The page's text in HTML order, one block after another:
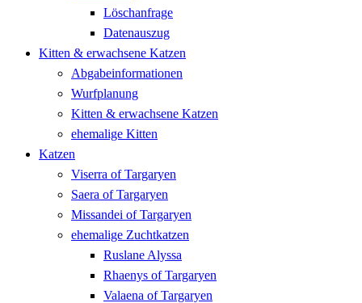
Löschanfrage
Datenauszug
Kitten & erwachsene Katzen
Abgabeinformationen
Wurfplanung
Kitten & erwachsene Katzen
ehemalige Kitten
Katzen
Viserra of Targaryen
Saera of Targaryen
Missandei of Targaryen
ehemalige Zuchtkatzen
Ruslane Alyssa
Rhaenys of Targaryen
Valaena of Targaryen